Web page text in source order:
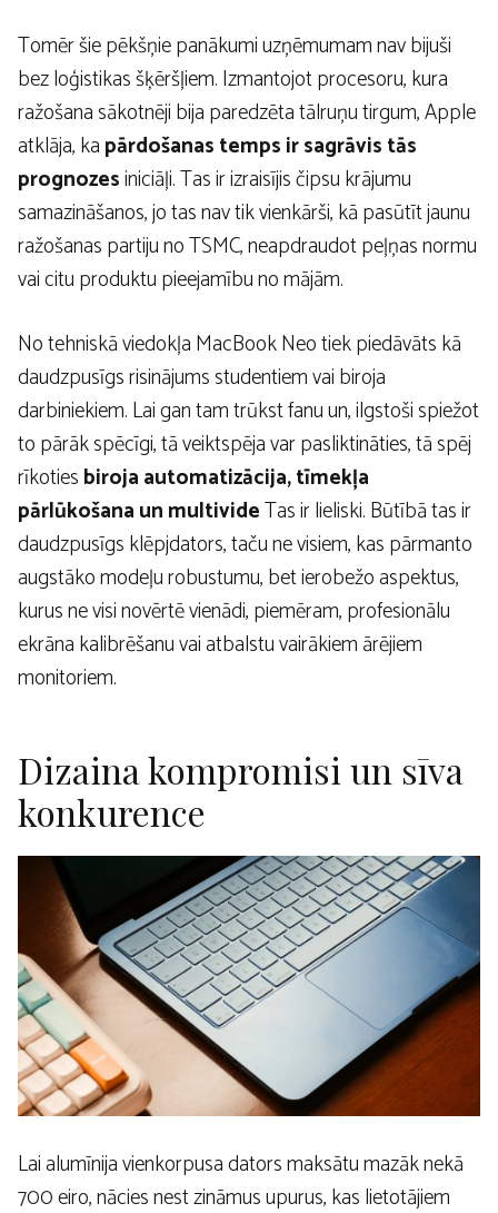
Tomēr šie pēkšņie panākumi uzņēmumam nav bijuši
bez loģistikas šķēršļiem. Izmantojot procesoru, kura
ražošana sākotnēji bija paredzēta tālruņu tirgum, Apple
atklāja, kapārdošanas temps ir sagrāvis tās
prognozesiniciāļi. Tas ir izraisījis čipsu krājumu
samazināšanos, jo tas nav tik vienkārši, kā pasūtīt jaunu
ražošanas partiju no TSMC, neapdraudot peļņas normu
vai citu produktu pieejamību no mājām.
No tehniskā viedokļa MacBook Neo tiek piedāvāts kā
daudzpusīgs risinājums studentiem vai biroja
darbiniekiem. Lai gan tam trūkst fanu un, ilgstoši spiežot
to pārāk spēcīgi, tā veiktspēja var pasliktināties, tā spēj
rīkotiesbiroja automatizācija, tīmekļa
pārlūkošana un multivideTas ir lieliski. Būtībā tas ir
daudzpusīgs klēpjdators, taču ne visiem, kas pārmanto
augstāko modeļu robustumu, bet ierobežo aspektus,
kurus ne visi novērtē vienādi, piemēram, profesionālu
ekrāna kalibrēšanu vai atbalstu vairākiem ārējiem
monitoriem.
Dizaina kompromisi un sīva
konkurence
Lai alumīnija vienkorpusa dators maksātu mazāk nekā
700 eiro, nācies nest zināmus upurus, kas lietotājiem